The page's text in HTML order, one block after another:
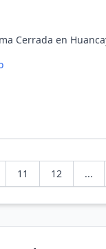
Cerrada en
11 12 ...